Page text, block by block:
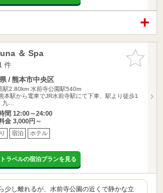
お気に入
りに追加
＆ Spa
件
/ 熊本市中央区
駅2.80km 水前寺公園駅540m
本駅から電車でJR水前寺駅にて下車、駅より徒歩1
九…
間 12:00～24:00
金 3,000円～
宿泊 ホテル
ラベルの宿泊プランを見る
少し離れるが、水前寺公園の近くで静かな立